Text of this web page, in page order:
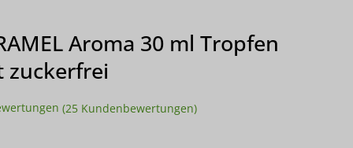
Aroma 30 ml Tropfen
zuckerfrei
(25Kundenbewertungen)